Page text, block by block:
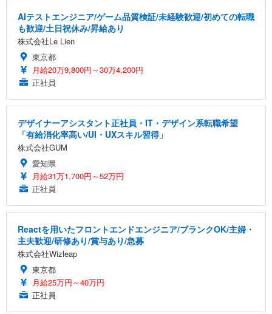
AIテストエンジニア/ゲーム品質検証/未経験歓迎/初めての転職
も歓迎/土日祝休み/昇給あり
株式会社Le Lien
東京都
月給20万9,800円～30万4,200円
正社員
デザイナーアシスタント正社員・IT・デザイン系転職希望
「有給消化率高い/UI・UXスキル習得」
株式会社GUM
愛知県
月給31万1,700円～52万円
正社員
Reactを用いたフロントエンドエンジニア/ブランクOK/主婦・
主夫歓迎/研修あり/賞与あり/急募
株式会社Wizleap
東京都
月給25万円～40万円
正社員